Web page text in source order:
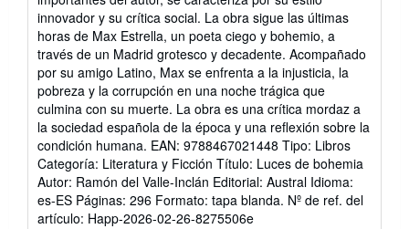
5
estrellas
innovador y su crítica social. La obra sigue las últimas
horas de Max Estrella, un poeta ciego y bohemio, a
través de un Madrid grotesco y decadente. Acompañado
por su amigo Latino, Max se enfrenta a la injusticia, la
pobreza y la corrupción en una noche trágica que
culmina con su muerte. La obra es una crítica mordaz a
la sociedad española de la época y una reflexión sobre la
condición humana. EAN: 9788467021448 Tipo: Libros
Categoría: Literatura y Ficción Título: Luces de bohemia
Autor: Ramón del Valle-Inclán Editorial: Austral Idioma:
es-ES Páginas: 296 Formato: tapa blanda. Nº de ref. del
artículo: Happ-2026-02-26-8275506e